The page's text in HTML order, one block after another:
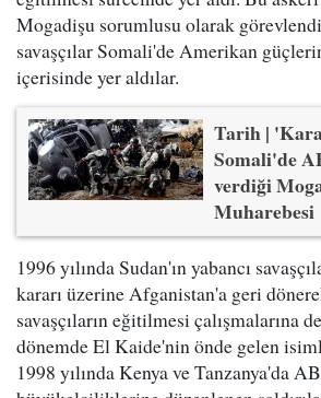
Mogadişu sorumlusu olarak
savaşçılar Somali'de Amerikan
içerisinde yer aldılar.
Tarih |
Somali'de
verdiği
Muharebesi
1996 yılında Sudan'ın yabancı
kararı üzerine Afganistan'a geri
savaşçıların eğitilmesi çalışmalarına
dönemde El Kaide'nin önde gelen
1998 yılında Kenya ve Tanzanya'da